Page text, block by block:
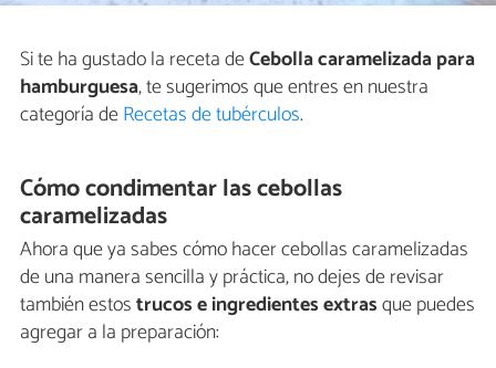
Si te ha gustado la receta deCebolla caramelizada para
hamburguesa, te sugerimos que entres en nuestra
categoría deRecetas de tubérculos.
Cómo condimentar las cebollas
caramelizadas
Ahora que ya sabes cómo hacer cebollas caramelizadas
de una manera sencilla y práctica, no dejes de revisar
también estostrucos e ingredientes extrasque puedes
agregar a la preparación: